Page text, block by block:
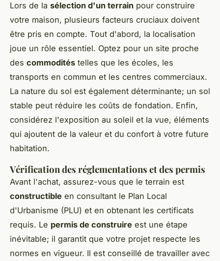
Lors de la sélection d'un terrain pour construire
votre maison, plusieurs facteurs cruciaux doivent
être pris en compte. Tout d'abord, la localisation
joue un rôle essentiel. Optez pour un site proche
des commodités telles que les écoles, les
transports en commun et les centres commerciaux.
La nature du sol est également déterminante; un sol
stable peut réduire les coûts de fondation. Enfin,
considérez l'exposition au soleil et la vue, éléments
qui ajoutent de la valeur et du confort à votre future
habitation.
Vérification des réglementations et des permis
Avant l'achat, assurez-vous que le terrain est
constructible en consultant le Plan Local
d'Urbanisme (PLU) et en obtenant les certificats
requis. Le permis de construire est une étape
inévitable; il garantit que votre projet respecte les
normes en vigueur. Il est conseillé de travailler avec